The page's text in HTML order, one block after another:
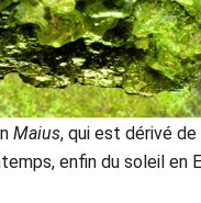
Maius, qui est dérivé de
enfin du soleil en